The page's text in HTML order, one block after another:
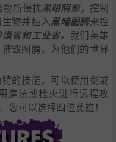
物所侵扰黑暗阴影， 控制
物并植入黑暗图腾来控
省和工业省。 我们英雄
毁图腾，为他们的世界
的技能，可以使用剑或
魔法或枪火进行远程攻
您可以选择四位英雄！